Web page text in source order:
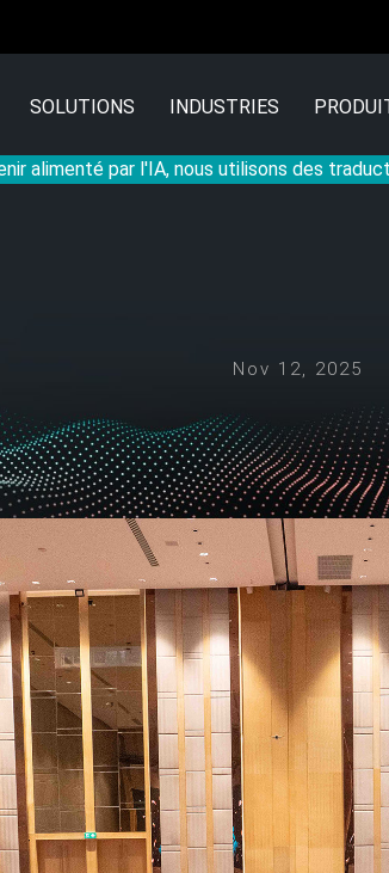
alimenté par l'IA, nous utilisons des
SOLUTIONS INDUSTRIES
Nov 12, 2025